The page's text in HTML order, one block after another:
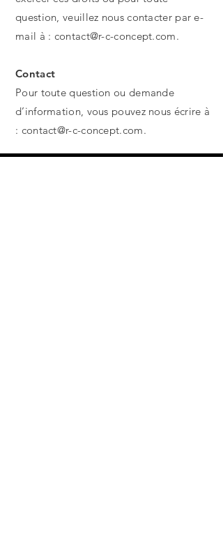
question, veuillez nous contacter par e-
mail à : contact@r-c-concept.com.
Contact
Pour toute question ou demande
d’information, vous pouvez nous écrire à
: contact@r-c-concept.com.